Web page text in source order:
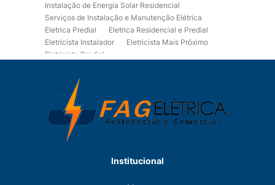
Instalação de Energia Solar Residencial
Serviços de Instalação e Manutenção Elétrica
Eletrica Predial
Eletrica Residencial e Predial
Eletricista Instalador
Eletricista Mais Próximo
Eletricista Predial
Eletricista Residencial
Eletricista Residencial E Predial
Eletricistas de Manutenção
Empresa de Instalações Elétricas
Empresa de Manutenção Eletrica
Empresa de Prestação de Serviços Eletricos
Fiação para Instalação Eletrica Residencial
Institucional